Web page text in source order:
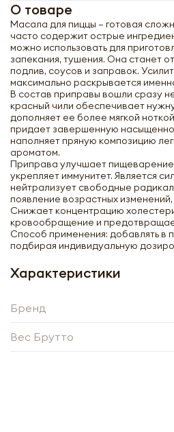
О товаре
Масала для пиццы – готовая
часто содержит острые
можно использовать для
запекания, тушения. Она станет
подлив, соусов и заправок.
максимально раскрывается
В состав приправы вошли сразу
красный чили обеспечивает
дополняет ее более мягкой
придает завершенную
наполняет пряную композицию
ароматом.
Приправа улучшает
укрепляет иммунитет. Является
нейтрализует свободные
появление возрастных
Снижает концентрацию
кровообращение и
Способ применения: добавлять в
подбирая индивидуальную
Характеристики
Бренд
Вес Брутто